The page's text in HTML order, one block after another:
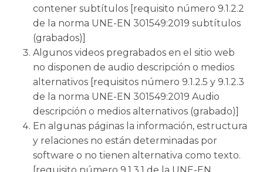
contener subtítulos [requisito número 9.1.2.2
de la norma UNE-EN 301549:2019 subtítulos
(grabados)]
Algunos videos pregrabados en el sitio web
no disponen de audio descripción o medios
alternativos [requisitos número 9.1.2.5 y 9.1.2.3
de la norma UNE-EN 301549:2019 Audio
descripción o medios alternativos (grabado)]
En algunas páginas la información, estructura
y relaciones no están determinadas por
software o no tienen alternativa como texto.